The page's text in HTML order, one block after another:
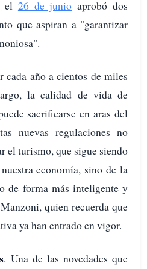
el 26 de junio aprobó dos
que aspiran a "garantizar
año a cientos de miles
la calidad de vida de
sacrificarse en aras del
nuevas regulaciones no
el turismo, que sigue siendo
economía, sino de la
de forma más inteligente y
Manzoni, quien recuerda que
ya han entrado en vigor.
. Una de las novedades que